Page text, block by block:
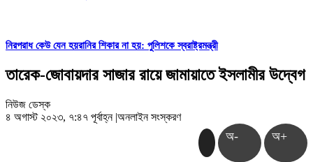
নিরপরাধ কেউ যেন হয়রানির শিকার না হয়: পুলিশকে স্বরাষ্ট্রমন্ত্রী
তারেক-জোবায়দার সাজার রায়ে জামায়াতে ইসলামীর উদ্বেগ
নিউজ ডেস্ক
৪ অগাস্ট ২০২৩, ৭:৪৭ পূর্বাহ্ন |অনলাইন সংস্করণ
অ- অ+